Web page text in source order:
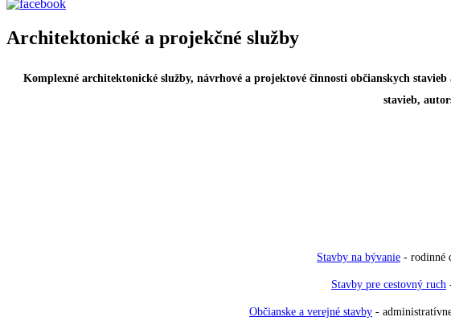
Architektonické a projekčné služby
Komplexné architektonické služby, návrhové a projektové činnosti občianskych
stavieb,
Stavby na bývanie - rodinné
Stavby pre cestovný ruch
Občianske a verejné stavby -